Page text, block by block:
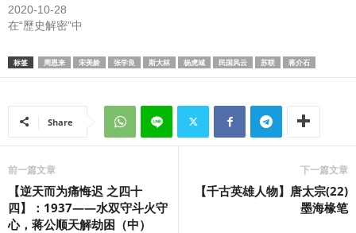
2020-10-28
在“歷史解密”中
标签 周恩来 宋美龄 张学良 斯大林 杨虎城 民国风云 苏联 蒋介石
Share
前一篇文章
【逆天而为痛悔迟 之四十
四】：1937——水双守斗火守
心，蒋公顺天解劫困（中）
下一篇文章
【千古英雄人物】唐太宗(22)
墨海椽笔